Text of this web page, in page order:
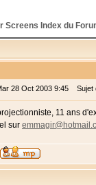
Screens Index du
28 Oct 2003 9:45 Sujet
11 ans
sur